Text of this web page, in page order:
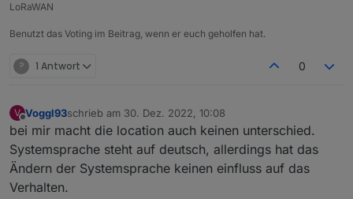
LoRaWAN
Benutzt das Voting im Beitrag, wenn er euch geholfen hat.
? 1 Antwort 0
V
Offline
Voggl93schrieb am 30. Dez. 2022, 10:08
zuletzt editiert von
bei mir macht die location auch keinen unterschied.
Systemsprache steht auf deutsch, allerdings hat das
Ändern der Systemsprache keinen einfluss auf das
Verhalten.